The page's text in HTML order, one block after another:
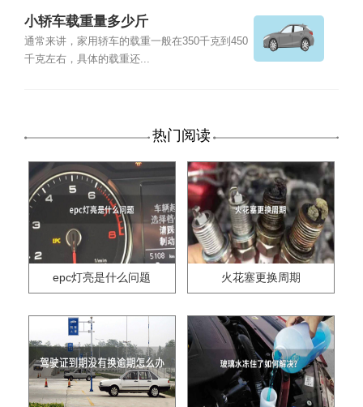
小轿车载重量多少斤
通常来讲，家用轿车的载重一般在350千克到450
千克左右，具体的载重还...
热门阅读
epc灯亮是什么问题 火花塞更换周期